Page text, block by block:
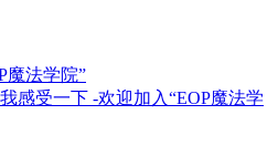
魔法学院”
感受一下 -欢迎加入“EOP魔法学